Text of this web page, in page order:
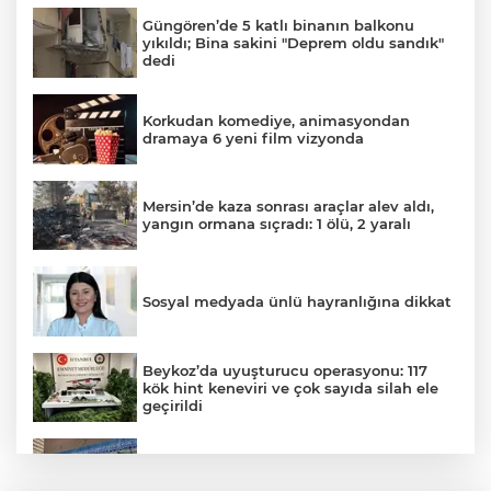
Güngören’de 5 katlı binanın balkonu
yıkıldı; Bina sakini "Deprem oldu sandık"
dedi
Korkudan komediye, animasyondan
dramaya 6 yeni film vizyonda
Mersin’de kaza sonrası araçlar alev aldı,
yangın ormana sıçradı: 1 ölü, 2 yaralı
Sosyal medyada ünlü hayranlığına dikkat
Beykoz’da uyuşturucu operasyonu: 117
kök hint keneviri ve çok sayıda silah ele
geçirildi